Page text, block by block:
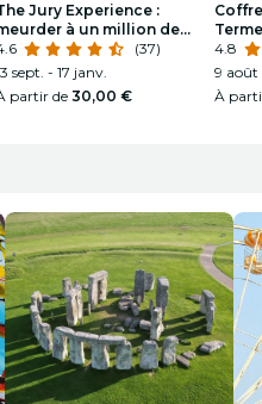
Jury Experience :
à un million de
ou réseau de
?
(37)
sept. - 17 janv.
partir de 30,00 €
4.8
9 août
À